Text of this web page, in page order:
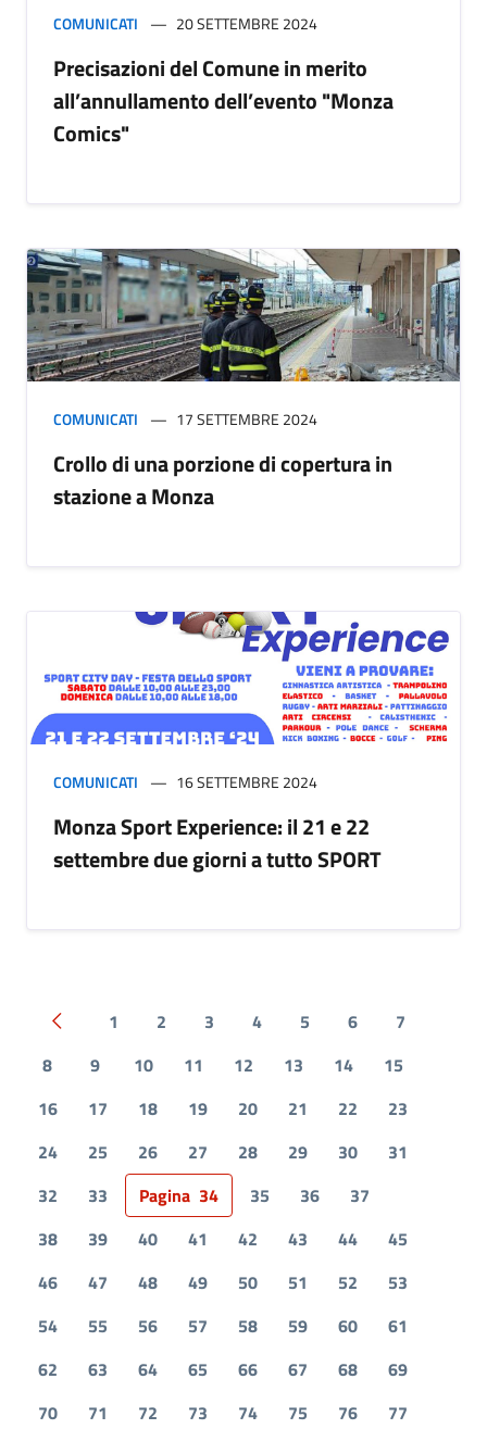
COMUNICATI 20 SETTEMBRE 2024
Precisazioni del Comune in merito
all’annullamento dell’evento "Monza
Comics"
COMUNICATI 17 SETTEMBRE 2024
Crollo di una porzione di copertura in
stazione a Monza
COMUNICATI 16 SETTEMBRE 2024
Monza Sport Experience: il 21 e 22
settembre due giorni a tutto SPORT
Pagina precedente
1 2 3 4 5 6
7
8
9 10 11 12 13 14
15
16
17 18 19 20 21 22
23
24
25 26 27 28 29 30
31
32
33 Pagina 34 35 36
37
38
39 40 41 42 43 44
45
46
47 48 49 50 51 52
53
54
55 56 57 58 59 60
61
62
63 64 65 66 67 68
69
70
71 72 73 74 75 76 77